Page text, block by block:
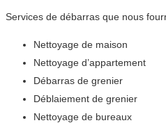
Services de débarras que nous
Nettoyage de maison
Nettoyage d’appartement
Débarras de grenier
Déblaiement de grenier
Nettoyage de bureaux